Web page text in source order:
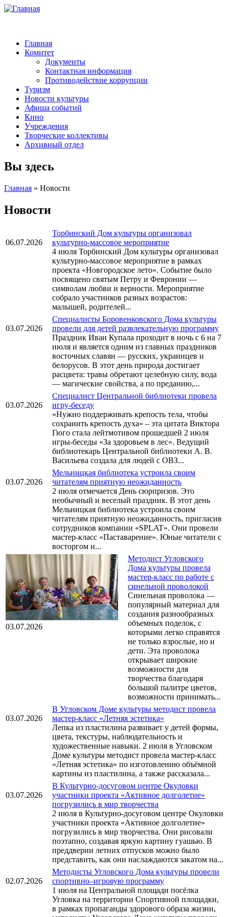
Главная
Комитет
Документы
Контактная информация
Противодействие коррупции
Туризм
Новости культуры
Афиша событий
Кино
Учреждения
Творческие коллективы
Архивный отдел
Вы здесь
Главная » Новости
Новости
06.07.2026
Торбинский Дом культуры организовал
культурно-массовое мероприятие
4 июля Торбинский Дом культуры организовал
культурно-массовое мероприятие в рамках
проекта «Новгородское лето». Событие было
посвящено святым Петру и Февронии —
символам любви и верности. Мероприятие
собрало участников разных возрастов:
малышей, родителей...
03.07.2026
Специалисты Боровенковского Дома культуры
провели для детей развлекательную программу
Праздник Иван Купала проходит в ночь с 6 на 7
июля и является одним из главных праздников
восточных славян — русских, украинцев и
белорусов. В этот день природа достигает
расцвета: травы обретают целебную силу, вода
— магические свойства, а по преданию,...
03.07.2026
Специалист Центральной библиотеки провела
игру-беседу
«Нужно поддерживать крепость тела, чтобы
сохранить крепость духа» – эта цитата Виктора
Гюго стала лейтмотивом прошедшей 2 июля
игры-беседы «За здоровьем в лес». Ведущий
библиотекарь Центральной библиотеки А. В.
Васильева создала для людей с ОВЗ...
03.07.2026
Мельницкая библиотека устроила своим
читателям приятную неожиданность
2 июля отмечается День сюрпризов. Это
необычный и веселый праздник. В этот день
Мельницкая библиотека устроила своим
читателям приятную неожиданность, пригласив
сотрудников компании «SPLAT». Они провели
мастер-класс «Паставарение». Юные читатели с
восторгом и...
03.07.2026
Методист Угловского
Дома культуры провела
мастер-класс по работе с
синельной проволокой
Синельная проволока —
популярный материал для
создания разнообразных
объемных поделок, с
которыми легко справятся
не только взрослые, но и
дети. Эта проволока
открывает широкие
возможности для
творчества благодаря
большой палитре цветов,
возможности принимать...
03.07.2026
В Угловском Доме культуры методист провела
мастер-класс «Летняя эстетика»
Лепка из пластилина развивает у детей формы,
цвета, текстуры, наблюдательность и
художественные навыки. 2 июля в Угловском
Доме культуры методист провела мастер-класс
«Летняя эстетика» по изготовлению объёмной
картины из пластилина, а также рассказала...
03.07.2026
В Культурно-досуговом центре Окуловки
участники проекта «Активное долголетие»
погрузились в мир творчества
2 июля в Культурно-досуговом центре Окуловки
участники проекта «Активное долголетие»
погрузились в мир творчества. Они рисовали
поэтапно, создавая яркую картину гуашью. В
преддверии летних отпусков можно было
представить, как они наслаждаются закатом на...
02.07.2026
Методисты Угловского Дома культуры провели
спортивно–игровую программу
1 июля на Центральной площади посёлка
Угловка на территории Спортивной площадки,
в рамках пропаганды здорового образа жизни,